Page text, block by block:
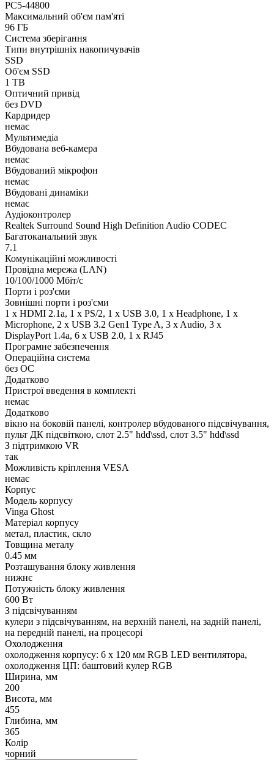
PC5-44800
Максимальний об'єм пам'яті
96 ГБ
Система зберігання
Типи внутрішніх накопичувачів
SSD
Об'єм SSD
1 TB
Оптичний привід
без DVD
Кардридер
немає
Мультимедіа
Вбудована веб-камера
немає
Вбудований мікрофон
немає
Вбудовані динаміки
немає
Аудіоконтролер
Realtek Surround Sound High Definition Audio CODEC
Багатоканальний звук
7.1
Комунікаційні можливості
Провідна мережа (LAN)
10/100/1000 Мбіт/с
Порти і роз'єми
Зовнішні порти і роз'єми
1 x HDMI 2.1a, 1 x PS/2, 1 x USB 3.0, 1 x Нeadphone, 1 х
Microphone, 2 x USB 3.2 Gen1 Type A, 3 x Audio, 3 x
DisplayPort 1.4a, 6 x USB 2.0, 1 x RJ45
Програмне забезпечення
Операційна система
без ОС
Додатково
Пристрої введення в комплекті
немає
Додатково
вікно на боковій панелі, контролер вбудованого підсвічування,
пульт ДК підсвіткою, слот 2.5" hdd\ssd, слот 3.5" hdd\ssd
З підтримкою VR
так
Можливість кріплення VESA
немає
Корпус
Модель корпусу
Vinga Ghost
Матеріал корпусу
метал, пластик, скло
Товщина металу
0.45 мм
Розташування блоку живлення
нижнє
Потужність блоку живлення
600 Вт
З підсвічуванням
кулери з підсвічуванням, на верхній панелі, на задній панелі,
на передній панелі, на процесорі
Охолодження
охолодження корпусу: 6 x 120 мм RGB LED вентилятора,
охолодження ЦП: баштовий кулер RGB
Ширина, мм
200
Висота, мм
455
Глибина, мм
365
Колір
чорний